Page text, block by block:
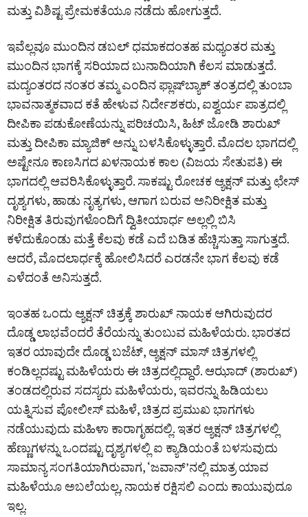
ಮತ್ತು ವಿಶಿಷ್ಟ ಪ್ರೇಮಕತೆಯೂ ನಡೆದು ಹೋಗುತ್ತದೆ.
ಇವೆಲ್ಲವೂ ಮುಂದಿನ ಡಬಲ್ ಧಮಾಕದಂತಹ ಮಧ್ಯಂತರ ಮತ್ತು
ಮುಂದಿನ ಭಾಗಕ್ಕೆ ಸರಿಯಾದ ಬುನಾದಿಯಾಗಿ ಕೆಲಸ ಮಾಡುತ್ತದೆ.
ಮದ್ಯಂತರದ ನಂತರ ತಮ್ಮ ಎಂದಿನ ಫ್ಲಾಷ್‌ಬ್ಯಾಕ್‌ ತಂತ್ರದಲ್ಲಿ ತುಂಬಾ
ಭಾವನಾತ್ಮಕವಾದ ಕತೆ ಹೇಳುವ ನಿರ್ದೇಶಕರು, ಐಶ್ವರ್ಯ ಪಾತ್ರದಲ್ಲಿ
ದೀಪಿಕಾ ಪಡುಕೋಣೆಯನ್ನು ಪರಿಚಯಿಸಿ, ಹಿಟ್ ಜೋಡಿ ಶಾರುಖ್
ಮತ್ತು ದೀಪಿಕಾ ಮ್ಯಾಜಿಕ್ ಅನ್ನು ಬಳಸಿಕೊಳ್ಳುತ್ತಾರೆ. ಮೊದಲ ಭಾಗದಲ್ಲಿ
ಅಷ್ಟೇನೂ ಕಾಣಸಿಗದ ಖಳನಾಯಕ ಕಾಲ (ವಿಜಯ ಸೇತುಪತಿ) ಈ
ಭಾಗದಲ್ಲಿ ಆವರಿಸಿಕೊಳ್ಳುತ್ತಾರೆ. ಸಾಕಷ್ಟು ರೋಚಕ ಆ್ಯಕ್ಷನ್ ಮತ್ತು ಛೇಸ್
ದೃಶ್ಯಗಳು, ಹಾಡು ನೃತ್ಯಗಳು, ಆಗಾಗ ಬರುವ ಅನಿರೀಕ್ಷಿತ ಮತ್ತು
ನಿರೀಕ್ಷಿತ ತಿರುವುಗಳೊಂದಿಗೆ ದ್ವಿತೀಯಾರ್ಧ ಅಲ್ಲಲ್ಲಿ ಬಿಸಿ
ಕಳೆದುಕೊಂಡು ಮತ್ತೆ ಕೆಲವು ಕಡೆ ಎದೆ ಬಡಿತ ಹೆಚ್ಚಿಸುತ್ತಾ ಸಾಗುತ್ತದೆ.
ಆದರೆ, ಮೊದಲಾರ್ಧಕ್ಕೆ ಹೋಲಿಸಿದರೆ ಎರಡನೇ ಭಾಗ ಕೆಲವು ಕಡೆ
ಎಳೆದಂತೆ ಅನಿಸುತ್ತದೆ.
ಇಂತಹ ಒಂದು ಆ್ಯಕ್ಷನ್ ಚಿತ್ರಕ್ಕೆ ಶಾರುಖ್ ನಾಯಕ ಆಗಿರುವುದರ
ದೊಡ್ಡ ಲಾಭವೆಂದರೆ ತೆರೆಯನ್ನು ತುಂಬುವ ಮಹಿಳೆಯರು. ಭಾರತದ
ಇತರ ಯಾವುದೇ ದೊಡ್ಡ ಬಜೆಟ್, ಆ್ಯಕ್ಷನ್ ಮಾಸ್ ಚಿತ್ರಗಳಲ್ಲಿ
ಕಂಡಿಲ್ಲದಷ್ಟು ಮಹಿಳೆಯರು ಈ ಚಿತ್ರದಲ್ಲಿದ್ದಾರೆ. ಆಝಾದ್ (ಶಾರುಖ್)
ತಂಡದಲ್ಲಿರುವ ಸದಸ್ಯರು ಮಹಿಳೆಯರು, ಇವರನ್ನು ಹಿಡಿಯಲು
ಯತ್ನಿಸುವ ಪೋಲೀಸ್ ಮಹಿಳೆ, ಚಿತ್ರದ ಪ್ರಮುಖ ಭಾಗಗಳು
ನಡೆಯುವುದು ಮಹಿಳಾ ಕಾರಾಗೃಹದಲ್ಲಿ. ಇತರ ಆ್ಯಕ್ಷನ್ ಚಿತ್ರಗಳಲ್ಲಿ
ಹೆಣ್ಣುಗಳನ್ನು ಒಂದಷ್ಟು ದೃಶ್ಯಗಳಲ್ಲಿ ಐ ಕ್ಯಾಡಿಯಂತೆ ಬಳಸುವುದು
ಸಾಮಾನ್ಯ ಸಂಗತಿಯಾಗಿರುವಾಗ, ‘ಜವಾನ್’ನಲ್ಲಿ ಮಾತ್ರ ಯಾವ
ಮಹಿಳೆಯೂ ಅಬಲೆಯಲ್ಲ, ನಾಯಕ ರಕ್ಷಿಸಲಿ ಎಂದು ಕಾಯುವುದೂ
ಇಲ್ಲ.